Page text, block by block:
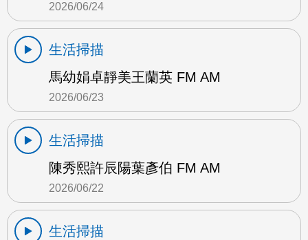
2026/06/24
生活掃描
馬幼娟卓靜美王蘭英 FM AM
2026/06/23
生活掃描
陳秀熙許辰陽葉彥伯 FM AM
2026/06/22
生活掃描